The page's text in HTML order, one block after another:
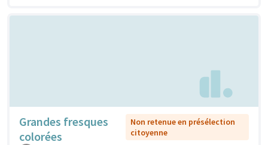
Grandes fresques
colorées
Non retenue en présélection
citoyenne